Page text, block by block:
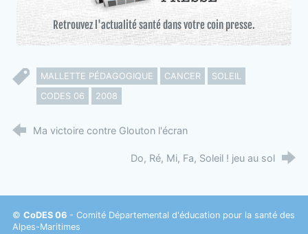
Retrouvez l'actualité santé dans votre coin presse.
MALLETTE PÉDAGOGIQUE CANCER
SOLEIL
CODES 06
2008
Ma victoire contre Glouton l'écran
Do, Ré, Mi, Fa, Soleil ! jeu au sol
© CoDES 06- Comité Départemental d'éducation pour la santé des
Alpes-Maritimes